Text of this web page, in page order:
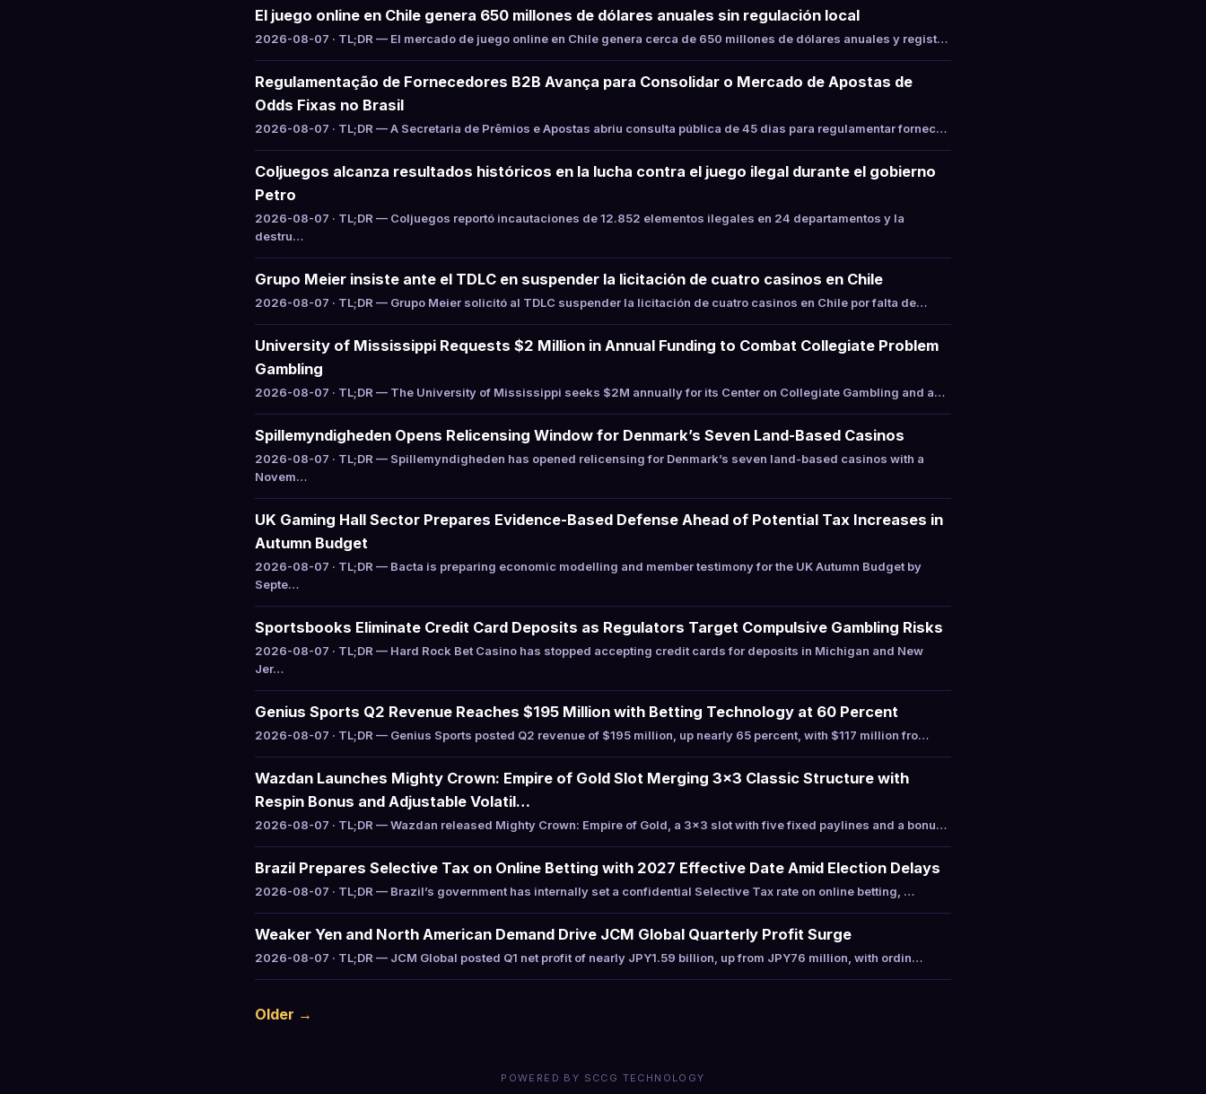
El juego online en Chile genera 650 millones de dólares anuales sin regulación local
2026-08-07 · TL;DR — El mercado de juego online en Chile genera cerca de 650 millones de dólares anuales y regist…
Regulamentação de Fornecedores B2B Avança para Consolidar o Mercado de Apostas de
Odds Fixas no Brasil
2026-08-07 · TL;DR — A Secretaria de Prêmios e Apostas abriu consulta pública de 45 dias para regulamentar fornec…
Coljuegos alcanza resultados históricos en la lucha contra el juego ilegal durante el gobierno
Petro
2026-08-07 · TL;DR — Coljuegos reportó incautaciones de 12.852 elementos ilegales en 24 departamentos y la
destru…
Grupo Meier insiste ante el TDLC en suspender la licitación de cuatro casinos en Chile
2026-08-07 · TL;DR — Grupo Meier solicitó al TDLC suspender la licitación de cuatro casinos en Chile por falta de…
University of Mississippi Requests $2 Million in Annual Funding to Combat Collegiate Problem
Gambling
2026-08-07 · TL;DR — The University of Mississippi seeks $2M annually for its Center on Collegiate Gambling and a…
Spillemyndigheden Opens Relicensing Window for Denmark’s Seven Land-Based Casinos
2026-08-07 · TL;DR — Spillemyndigheden has opened relicensing for Denmark’s seven land-based casinos with a
Novem…
UK Gaming Hall Sector Prepares Evidence-Based Defense Ahead of Potential Tax Increases in
Autumn Budget
2026-08-07 · TL;DR — Bacta is preparing economic modelling and member testimony for the UK Autumn Budget by
Septe…
Sportsbooks Eliminate Credit Card Deposits as Regulators Target Compulsive Gambling Risks
2026-08-07 · TL;DR — Hard Rock Bet Casino has stopped accepting credit cards for deposits in Michigan and New
Jer…
Genius Sports Q2 Revenue Reaches $195 Million with Betting Technology at 60 Percent
2026-08-07 · TL;DR — Genius Sports posted Q2 revenue of $195 million, up nearly 65 percent, with $117 million fro…
Wazdan Launches Mighty Crown: Empire of Gold Slot Merging 3×3 Classic Structure with
Respin Bonus and Adjustable Volatil…
2026-08-07 · TL;DR — Wazdan released Mighty Crown: Empire of Gold, a 3×3 slot with five fixed paylines and a bonu…
Brazil Prepares Selective Tax on Online Betting with 2027 Effective Date Amid Election Delays
2026-08-07 · TL;DR — Brazil’s government has internally set a confidential Selective Tax rate on online betting, …
Weaker Yen and North American Demand Drive JCM Global Quarterly Profit Surge
2026-08-07 · TL;DR — JCM Global posted Q1 net profit of nearly JPY1.59 billion, up from JPY76 million, with ordin…
Older →
POWERED BY SCCG TECHNOLOGY